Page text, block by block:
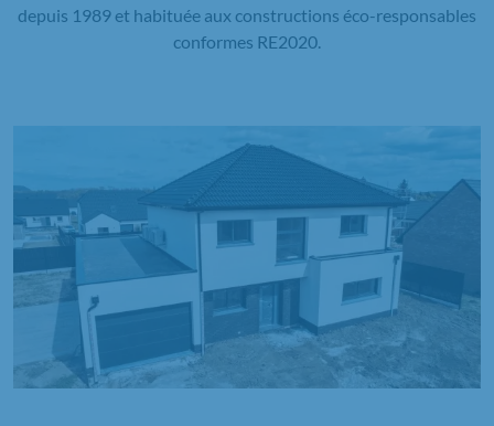
depuis 1989 et habituée aux constructions éco-responsables
conformes RE2020.